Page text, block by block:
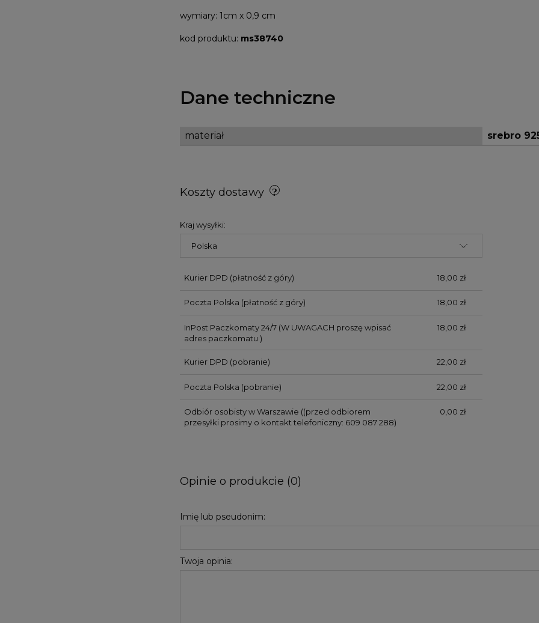
wymiary: 1cm x 0,9 cm
kod produktu: ms38740
Dane techniczne
materiał srebro
Koszty dostawy
Kraj wysyłki:
Kurier DPD (płatność z góry) 18,00 zł
Poczta Polska (płatność z góry) 18,00 zł
InPost Paczkomaty 24/7(W UWAGACH proszę wpisać
adres paczkomatu )
18,00 zł
Kurier DPD (pobranie) 22,00 zł
Poczta Polska (pobranie) 22,00 zł
Odbiór osobisty w Warszawie ((przed odbiorem
przesyłki prosimy o kontakt telefoniczny: 609 087 288)
0,00 zł
Opinie o produkcie (0)
Imię lub pseudonim:
Twoja opinia: